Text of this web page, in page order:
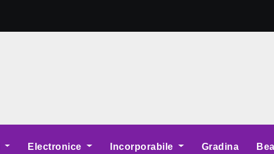
Electronice Incorporabile Gradina